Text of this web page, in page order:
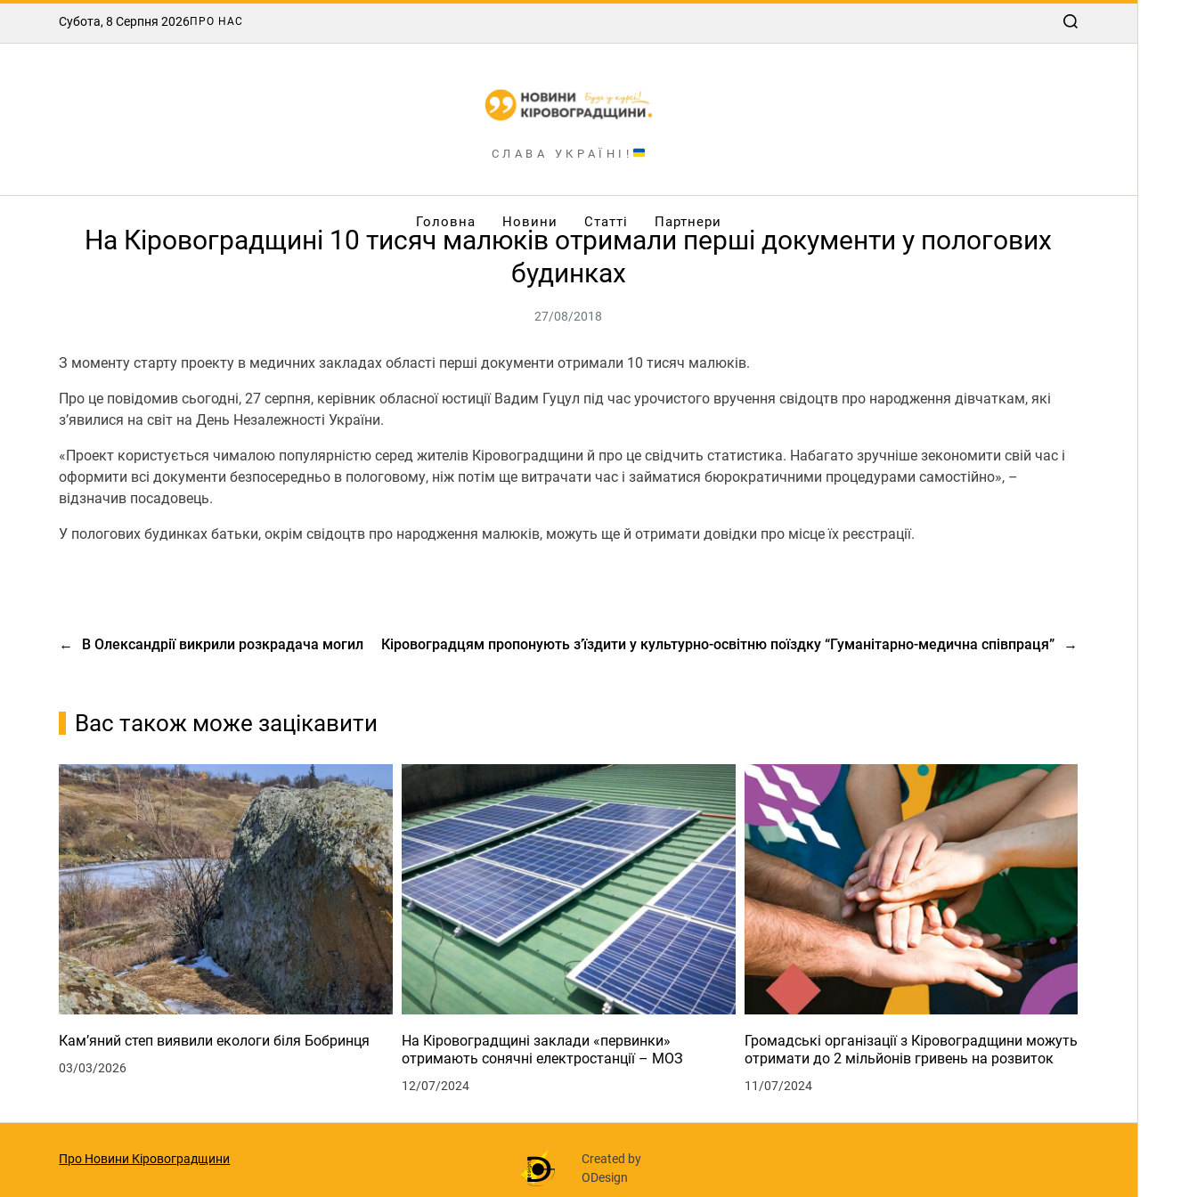
Субота, 8 Серпня 2026ПРО НАС
СЛАВА УКРАЇНІ!
Головна Новини Статті Партнери
На Кіровоградщині 10 тисяч малюків отримали перші документи у пологових
будинках
27/08/2018
З моменту старту проекту в медичних закладах області перші документи отримали 10 тисяч малюків.
Про це повідомив сьогодні, 27 серпня, керівник обласної юстиції Вадим Гуцул під час урочистого вручення свідоцтв про народження дівчаткам, які
з’явилися на світ на День Незалежності України.
«Проект користується чималою популярністю серед жителів Кіровоградщини й про це свідчить статистика. Набагато зручніше зекономити свій час і
оформити всі документи безпосередньо в пологовому, ніж потім ще витрачати час і займатися бюрократичними процедурами самостійно», –
відзначив посадовець.
У пологових будинках батьки, окрім свідоцтв про народження малюків, можуть ще й отримати довідки про місце їх реєстрації.
← В Олександрії викрили розкрадача могил →
Кіровоградцям пропонують з’їздити у культурно-освітню поїздку “Гуманітарно-медична співпраця”
Вас також може зацікавити
Кам’яний степ виявили екологи біля Бобринця
03/03/2026
На Кіровоградщині заклади «первинки»
отримають сонячні електростанції – МОЗ
12/07/2024
Громадські організації з Кіровоградщини можуть
отримати до 2 мільйонів гривень на розвиток
11/07/2024
Про Новини Кіровоградщини
Created by
ODesign